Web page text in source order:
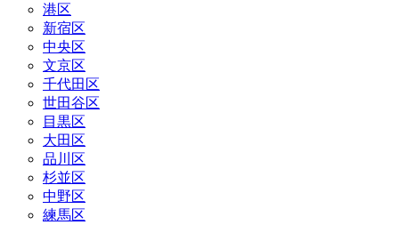
港区
新宿区
中央区
文京区
千代田区
世田谷区
目黒区
大田区
品川区
杉並区
中野区
練馬区